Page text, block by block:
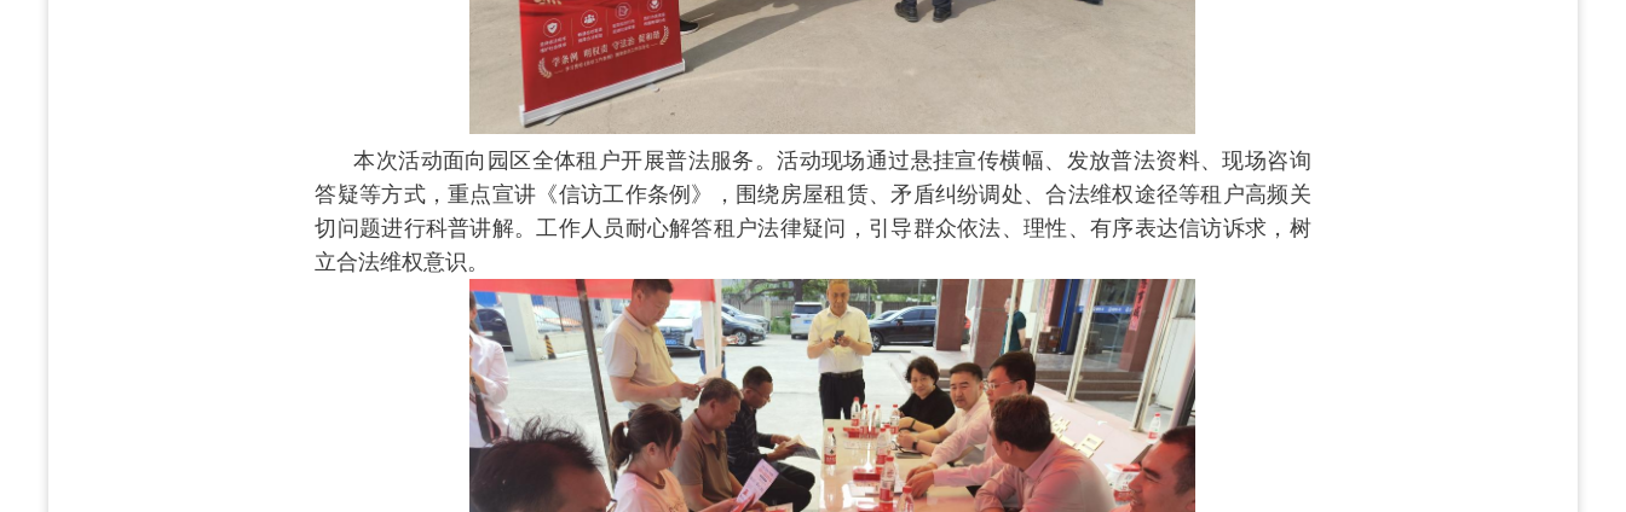
本次活动面向园区全体租户开展普法服务。活动现场通过悬挂宣传横幅、发放普法资料、现场咨询
答疑等方式，重点宣讲《信访工作条例》，围绕房屋租赁、矛盾纠纷调处、合法维权途径等租户高频关
切问题进行科普讲解。工作人员耐心解答租户法律疑问，引导群众依法、理性、有序表达信访诉求，树
立合法维权意识。